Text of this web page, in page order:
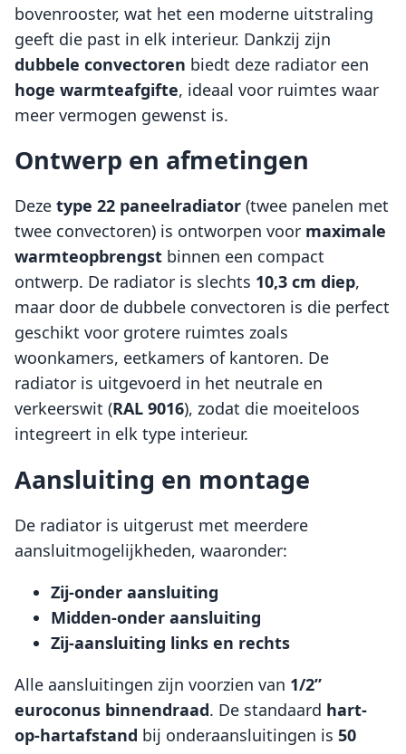
bovenrooster, wat het een moderne uitstraling
geeft die past in elk interieur. Dankzij zijn
dubbele convectoren biedt deze radiator een
hoge warmteafgifte, ideaal voor ruimtes waar
meer vermogen gewenst is.
Ontwerp en afmetingen
Deze type 22 paneelradiator (twee panelen met
twee convectoren) is ontworpen voor maximale
warmteopbrengst binnen een compact
ontwerp. De radiator is slechts 10,3 cm diep,
maar door de dubbele convectoren is die perfect
geschikt voor grotere ruimtes zoals
woonkamers, eetkamers of kantoren. De
radiator is uitgevoerd in het neutrale en
verkeerswit (RAL 9016), zodat die moeiteloos
integreert in elk type interieur.
Aansluiting en montage
De radiator is uitgerust met meerdere
aansluitmogelijkheden, waaronder:
Zij-onder aansluiting
Midden-onder aansluiting
Zij-aansluiting links en rechts
Alle aansluitingen zijn voorzien van 1/2”
euroconus binnendraad. De standaard hart-
op-hartafstand bij onderaansluitingen is 50